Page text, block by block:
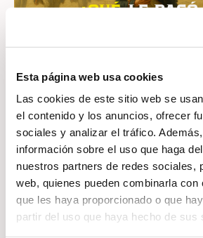
Esta página web usa cookies
Las cookies de este sitio web se
el contenido y los anuncios, ofrecer
sociales y analizar el tráfico.
información sobre el uso que haga
nuestros partners de redes sociales,
web, quienes pueden combinarla con
que les haya proporcionado o que
partir del uso que haya hecho de sus
Imagina que eres el
poderoso del mundo y,
pides que te dejen
noche, dentro de un
piedra levantado hace